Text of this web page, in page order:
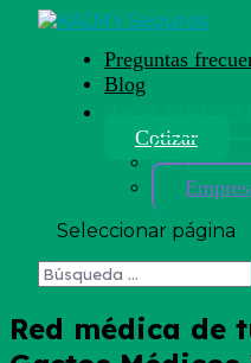
Preguntas
Blog
Cotizar
Seleccionar página
Red médica de